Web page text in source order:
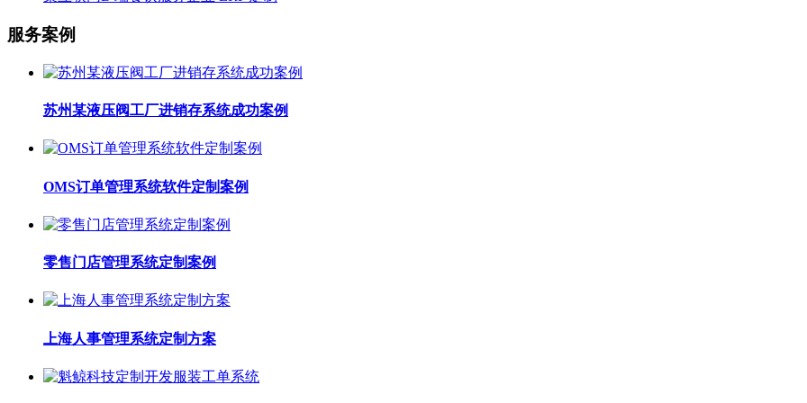
服务案例
苏州某液压阀工厂进销存系统成功案例
OMS订单管理系统软件定制案例
零售门店管理系统定制案例
上海人事管理系统定制方案